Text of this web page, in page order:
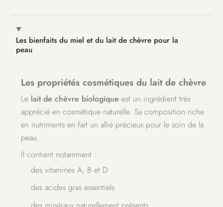
Les bienfaits du miel et du lait de chèvre pour la
peau
Les propriétés cosmétiques du lait de chèvre
Le lait de chèvre biologique est un ingrédient très
apprécié en cosmétique naturelle. Sa composition riche
en nutriments en fait un allié précieux pour le soin de la
peau.
Il contient notamment :
des vitamines A, B et D
des acides gras essentiels